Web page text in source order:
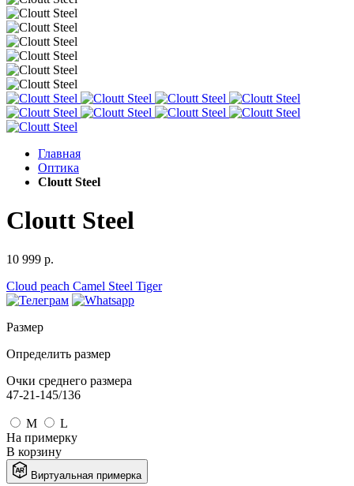
Главная
Оптика
Cloutt Steel
Cloutt Steel
10 999 р.
Cloud peach Camel Steel Tiger
Размер
Определить размер
Очки среднего размера
47-21-145/136
M
L
На примерку
В корзину
Виртуальная примерка